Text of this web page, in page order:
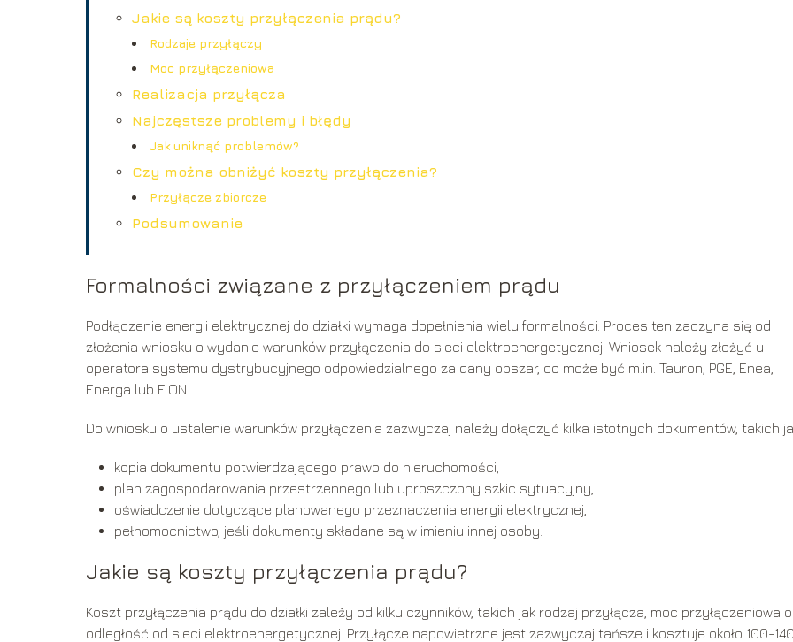
Jakie są koszty przyłączenia prądu?
Rodzaje przyłączy
Moc przyłączeniowa
Realizacja przyłącza
Najczęstsze problemy i błędy
Jak uniknąć problemów?
Czy można obniżyć koszty przyłączenia?
Przyłącze zbiorcze
Podsumowanie
Formalności związane z przyłączeniem prądu
Podłączenie energii elektrycznej do działki wymaga dopełnienia wielu formalności. Proces ten zaczyna się od
złożenia wniosku o wydanie warunków przyłączenia do sieci elektroenergetycznej. Wniosek należy złożyć u
operatora systemu dystrybucyjnego odpowiedzialnego za dany obszar, co może być m.in. Tauron, PGE, Enea,
Energa lub E.ON.
Do wniosku o ustalenie warunków przyłączenia zazwyczaj należy dołączyć kilka istotnych dokumentów, takich
kopia dokumentu potwierdzającego prawo do nieruchomości,
plan zagospodarowania przestrzennego lub uproszczony szkic sytuacyjny,
oświadczenie dotyczące planowanego przeznaczenia energii elektrycznej,
pełnomocnictwo, jeśli dokumenty składane są w imieniu innej osoby.
Jakie są koszty przyłączenia prądu?
Koszt przyłączenia prądu do działki zależy od kilku czynników, takich jak rodzaj przyłącza, moc przyłączeniowa
odległość od sieci elektroenergetycznej. Przyłącze napowietrzne jest zazwyczaj tańsze i kosztuje około 100-